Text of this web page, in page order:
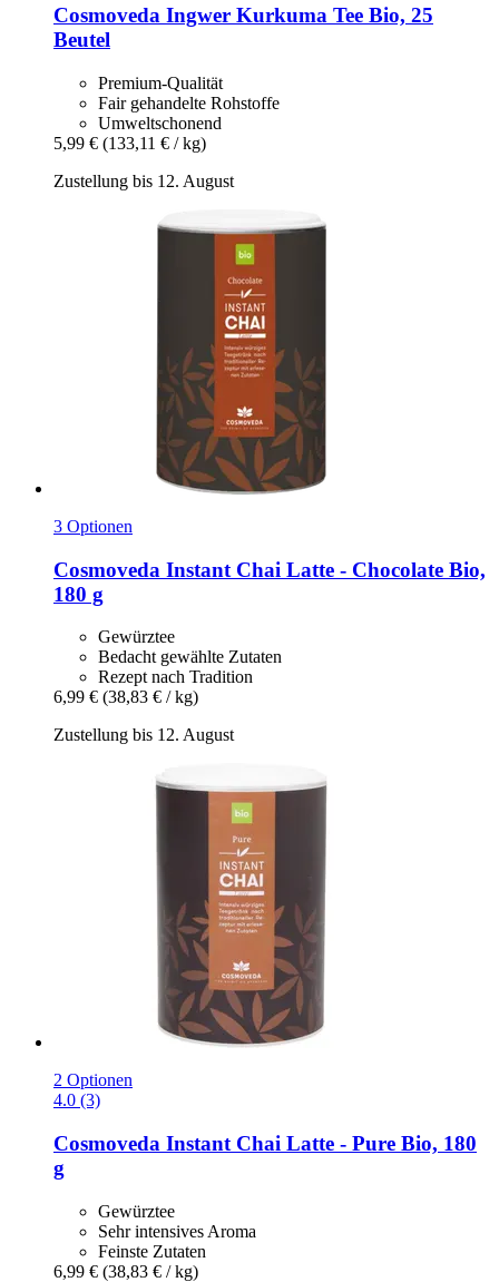
Cosmoveda Ingwer Kurkuma Tee Bio, 25
Beutel
Premium-Qualität
Fair gehandelte Rohstoffe
Umweltschonend
5,99 € (133,11 € / kg)
Zustellung bis 12. August
3 Optionen
Cosmoveda Instant Chai Latte -​ Chocolate Bio,
180 g
Gewürztee
Bedacht gewählte Zutaten
Rezept nach Tradition
6,99 € (38,83 € / kg)
Zustellung bis 12. August
2 Optionen
4.0 (3)
Cosmoveda Instant Chai Latte -​ Pure Bio, 180
g
Gewürztee
Sehr intensives Aroma
Feinste Zutaten
6,99 € (38,83 € / kg)